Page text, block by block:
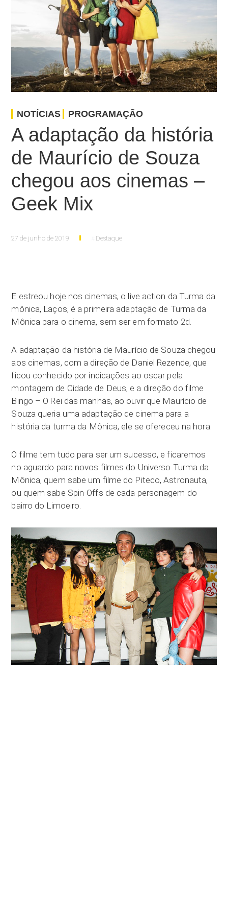
NOTÍCIAS PROGRAMAÇÃO
A adaptação da história
de Maurício de Souza
chegou aos cinemas –
Geek Mix
27 de junho de 2019 Destaque
E estreou hoje nos cinemas, o live action da Turma da
mônica, Laços, é a primeira adaptação de Turma da
Mônica para o cinema, sem ser em formato 2d.
A adaptação da história de Maurício de Souza chegou
aos cinemas, com a direção de Daniel Rezende, que
ficou conhecido por indicações ao oscar pela
montagem de Cidade de Deus, e a direção do filme
Bingo – O Rei das manhãs, ao ouvir que Maurício de
Souza queria uma adaptação de cinema para a
história da turma da Mônica, ele se ofereceu na hora.
O filme tem tudo para ser um sucesso, e ficaremos
no aguardo para novos filmes do Universo Turma da
Mônica, quem sabe um filme do Piteco, Astronauta,
ou quem sabe Spin-Offs de cada personagem do
bairro do Limoeiro.